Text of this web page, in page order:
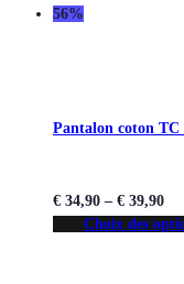
56%
Pantalon coton TC
€ 34,90 – € 39,90
Choix des